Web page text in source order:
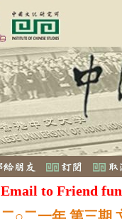
Email to Friend